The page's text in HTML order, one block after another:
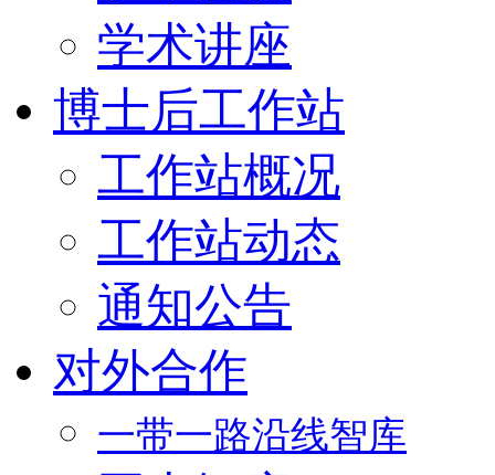
学术讲座
博士后工作站
工作站概况
工作站动态
通知公告
对外合作
一带一路沿线智库